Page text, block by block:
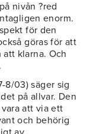
nivån ?red
enorm.
för den
göras för att
klarna. Och
8/03) säger sig
på allvar. Den
att via ett
och behörig